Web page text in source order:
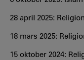
28 april 2025:
18 mars 2025:
15 oktober 2024: